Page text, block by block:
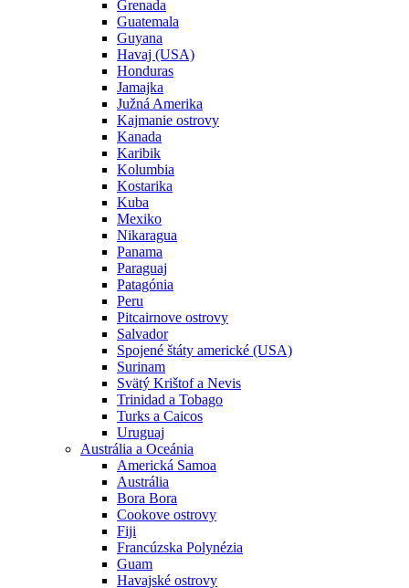
Grenada
Guatemala
Guyana
Havaj (USA)
Honduras
Jamajka
Južná Amerika
Kajmanie ostrovy
Kanada
Karibik
Kolumbia
Kostarika
Kuba
Mexiko
Nikaragua
Panama
Paraguaj
Patagónia
Peru
Pitcairnove ostrovy
Salvador
Spojené štáty americké (USA)
Surinam
Svätý Krištof a Nevis
Trinidad a Tobago
Turks a Caicos
Uruguaj
Austrália a Oceánia
Americká Samoa
Austrália
Bora Bora
Cookove ostrovy
Fiji
Francúzska Polynézia
Guam
Havajské ostrovy